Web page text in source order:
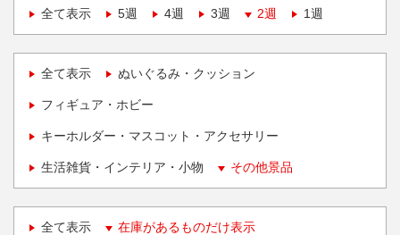
全て表示
5週 4週 3週 2週 1週
全て表示 ぬいぐるみ・クッション
フィギュア・ホビー
キーホルダー・マスコット・アクセサリー
生活雑貨・インテリア・小物 その他景品
全て表示 在庫があるものだけ表示